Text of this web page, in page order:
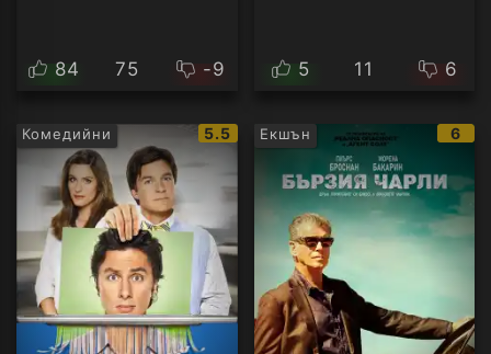
84 75 -9 5 11 6
Комедийни
IMDb
рейтинг:
5.5 Екшън 6